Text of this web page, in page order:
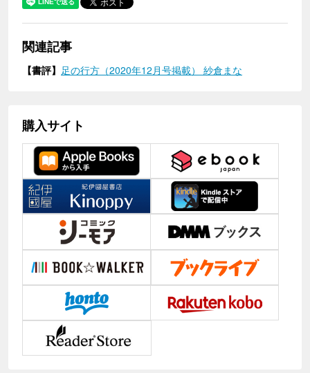
関連記事
【書評】 足の行方（2020年12月号掲載） 紗倉まな
購入サイト